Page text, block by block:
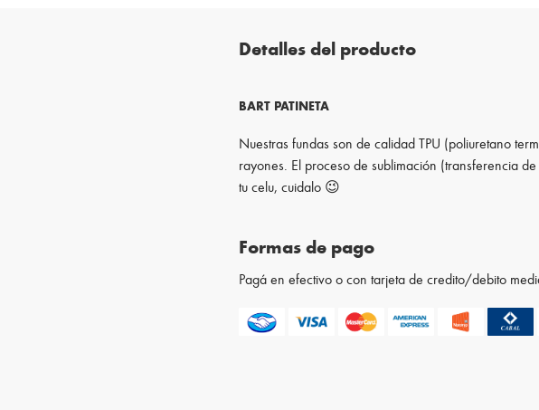
Detalles del producto
BART PATINETA
Nuestras fundas son de calidad TPU (poliuretano
rayones. El proceso de sublimación (transferencia
tu celu, cuidalo 😉
Formas de pago
Pagá en efectivo o con tarjeta de credito/debito